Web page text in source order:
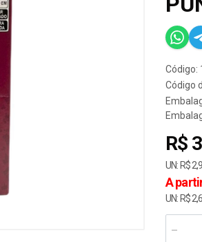
Código:
Código
R$
UN: R$
A
UN: R$